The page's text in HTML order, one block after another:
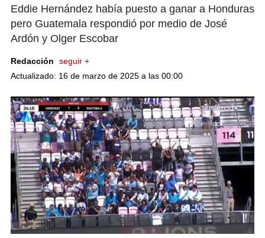
Eddie Hernández había puesto a ganar a Honduras
pero Guatemala respondió por medio de José
Ardón y Olger Escobar
Redacción
seguir +
Actualizado: 16 de marzo de 2025 a las 00:00